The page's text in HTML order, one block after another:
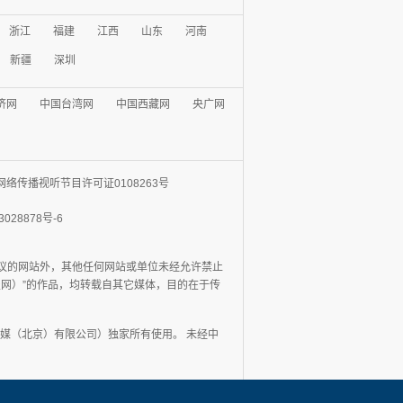
浙江 福建 江西 山东 河南
新疆 深圳
网 中国台湾网 中国西藏网 央广网
络传播视听节目许可证0108263号
号-6
的网站外，其他任何网站或单位未经允许禁止
）”的作品，均转载自其它媒体，目的在于传
（北京）有限公司）独家所有使用。 未经中